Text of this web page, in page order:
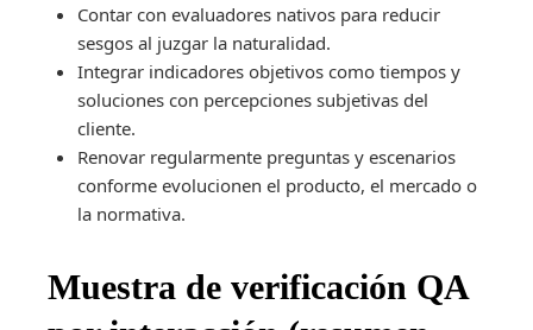
Contar con evaluadores nativos para reducir
sesgos al juzgar la naturalidad.
Integrar indicadores objetivos como tiempos y
soluciones con percepciones subjetivas del
cliente.
Renovar regularmente preguntas y escenarios
conforme evolucionen el producto, el mercado o
la normativa.
Muestra de verificación QA